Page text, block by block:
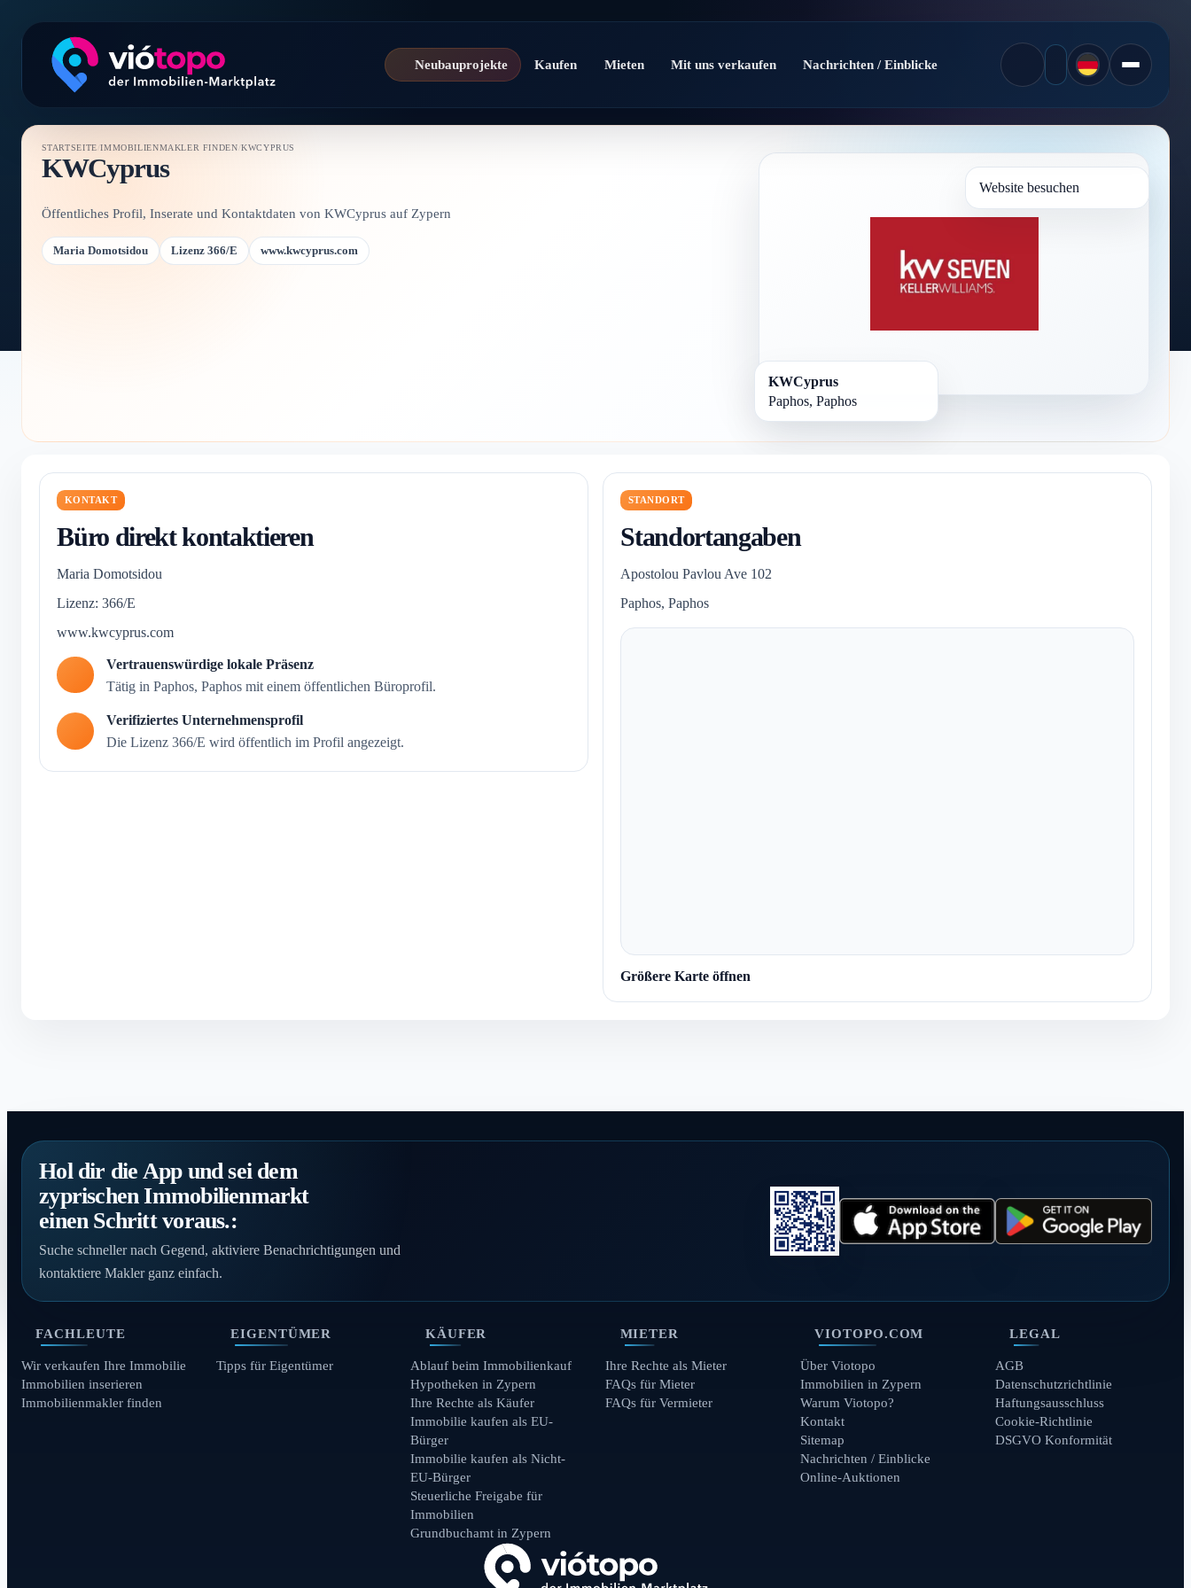
Neubauprojekte Kaufen Mieten Mit uns verkaufen Nachrichten / Einblicke
STARTSEITE/IMMOBILIENMAKLER FINDEN/KWCYPRUS
KWCyprus
Öffentliches Profil, Inserate und Kontaktdaten von KWCyprus auf Zypern
Maria Domotsidou Lizenz 366/E www.kwcyprus.com
KWCyprus
Paphos, Paphos
Website besuchen
KONTAKT
Büro direkt kontaktieren
Maria Domotsidou
Lizenz: 366/E
www.kwcyprus.com
Vertrauenswürdige lokale Präsenz
Tätig in Paphos, Paphos mit einem öffentlichen Büroprofil.
Verifiziertes Unternehmensprofil
Die Lizenz 366/E wird öffentlich im Profil angezeigt.
STANDORT
Standortangaben
Apostolou Pavlou Ave 102
Paphos, Paphos
Größere Karte öffnen
Hol dir die App und sei dem
zyprischen Immobilienmarkt
einen Schritt voraus.:
Suche schneller nach Gegend, aktiviere Benachrichtigungen und
kontaktiere Makler ganz einfach.
FACHLEUTE
Wir verkaufen Ihre Immobilie
Immobilien inserieren
Immobilienmakler finden
EIGENTÜMER
Tipps für Eigentümer
KÄUFER
Ablauf beim Immobilienkauf
Hypotheken in Zypern
Ihre Rechte als Käufer
Immobilie kaufen als EU-
Bürger
Immobilie kaufen als Nicht-
EU-Bürger
Steuerliche Freigabe für
Immobilien
Grundbuchamt in Zypern
MIETER
Ihre Rechte als Mieter
FAQs für Mieter
FAQs für Vermieter
VIOTOPO.COM
Über Viotopo
Immobilien in Zypern
Warum Viotopo?
Kontakt
Sitemap
Nachrichten / Einblicke
Online-Auktionen
LEGAL
AGB
Datenschutzrichtlinie
Haftungsausschluss
Cookie-Richtlinie
DSGVO Konformität